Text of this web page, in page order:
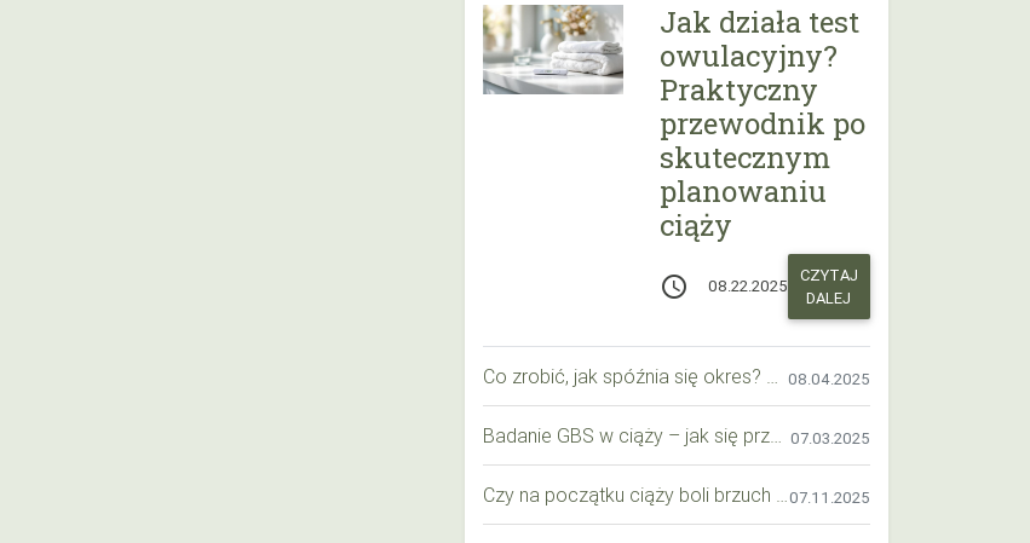
Jak działa test
owulacyjny?
Praktyczny
przewodnik po
skutecznym
planowaniu
ciąży
access_time 08.22.2025
CZYTAJ
DALEJ
08.04.2025
07.03.2025
07.11.2025